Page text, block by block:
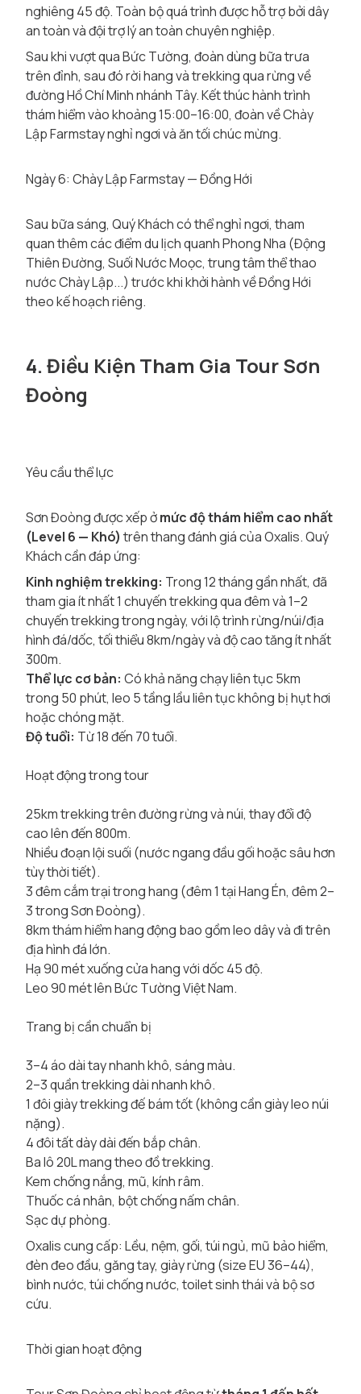
nghiêng 45 độ. Toàn bộ quá trình được hỗ trợ bởi dây
an toàn và đội trợ lý an toàn chuyên nghiệp.
Sau khi vượt qua Bức Tường, đoàn dùng bữa trưa
trên đỉnh, sau đó rời hang và trekking qua rừng về
đường Hồ Chí Minh nhánh Tây. Kết thúc hành trình
thám hiểm vào khoảng 15:00–16:00, đoàn về Chày
Lập Farmstay nghỉ ngơi và ăn tối chúc mừng.
Ngày 6: Chày Lập Farmstay — Đồng Hới
Sau bữa sáng, Quý Khách có thể nghỉ ngơi, tham
quan thêm các điểm du lịch quanh Phong Nha (Động
Thiên Đường, Suối Nước Moọc, trung tâm thể thao
nước Chày Lập...) trước khi khởi hành về Đồng Hới
theo kế hoạch riêng.
4. Điều Kiện Tham Gia Tour Sơn
Đoòng
Yêu cầu thể lực
Sơn Đoòng được xếp ởmức độ thám hiểm cao nhất
(Level 6 — Khó) trên thang đánh giá của Oxalis. Quý
Khách cần đáp ứng:
Kinh nghiệm trekking: Trong 12 tháng gần nhất, đã
tham gia ít nhất 1 chuyến trekking qua đêm và 1–2
chuyến trekking trong ngày, với lộ trình rừng/núi/địa
hình đá/dốc, tối thiểu 8km/ngày và độ cao tăng ít nhất
300m.
Thể lực cơ bản: Có khả năng chạy liên tục 5km
trong 50 phút, leo 5 tầng lầu liên tục không bị hụt hơi
hoặc chóng mặt.
Độ tuổi: Từ 18 đến 70 tuổi.
Hoạt động trong tour
25km trekking trên đường rừng và núi, thay đổi độ
cao lên đến 800m.
Nhiều đoạn lội suối (nước ngang đầu gối hoặc sâu hơn
tùy thời tiết).
3 đêm cắm trại trong hang (đêm 1 tại Hang Én, đêm 2–
3 trong Sơn Đoòng).
8km thám hiểm hang động bao gồm leo dây và đi trên
địa hình đá lớn.
Hạ 90 mét xuống cửa hang với dốc 45 độ.
Leo 90 mét lên Bức Tường Việt Nam.
Trang bị cần chuẩn bị
3–4 áo dài tay nhanh khô, sáng màu.
2–3 quần trekking dài nhanh khô.
1 đôi giày trekking đế bám tốt (không cần giày leo núi
nặng).
4 đôi tất dày dài đến bắp chân.
Ba lô 20L mang theo đồ trekking.
Kem chống nắng, mũ, kính râm.
Thuốc cá nhân, bột chống nấm chân.
Sạc dự phòng.
Oxalis cung cấp: Lều, nệm, gối, túi ngủ, mũ bảo hiểm,
đèn đeo đầu, găng tay, giày rừng (size EU 36–44),
bình nước, túi chống nước, toilet sinh thái và bộ sơ
cứu.
Thời gian hoạt động